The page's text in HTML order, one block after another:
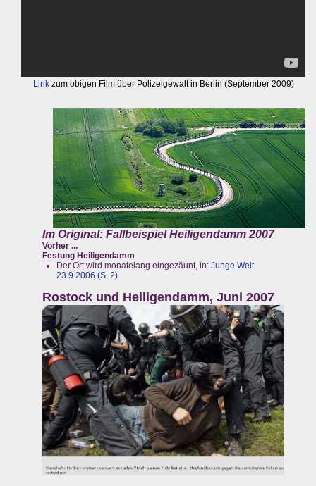
Linkzum obigen Film über Polizeigewalt in Berlin (September 2009)
Im Original: Fallbeispiel Heiligendamm 2007
Vorher ...
Festung Heiligendamm
Der Ort wird monatelang eingezäunt, in: Junge Welt
23.9.2006 (S. 2)
Rostock und Heiligendamm, Juni 2007